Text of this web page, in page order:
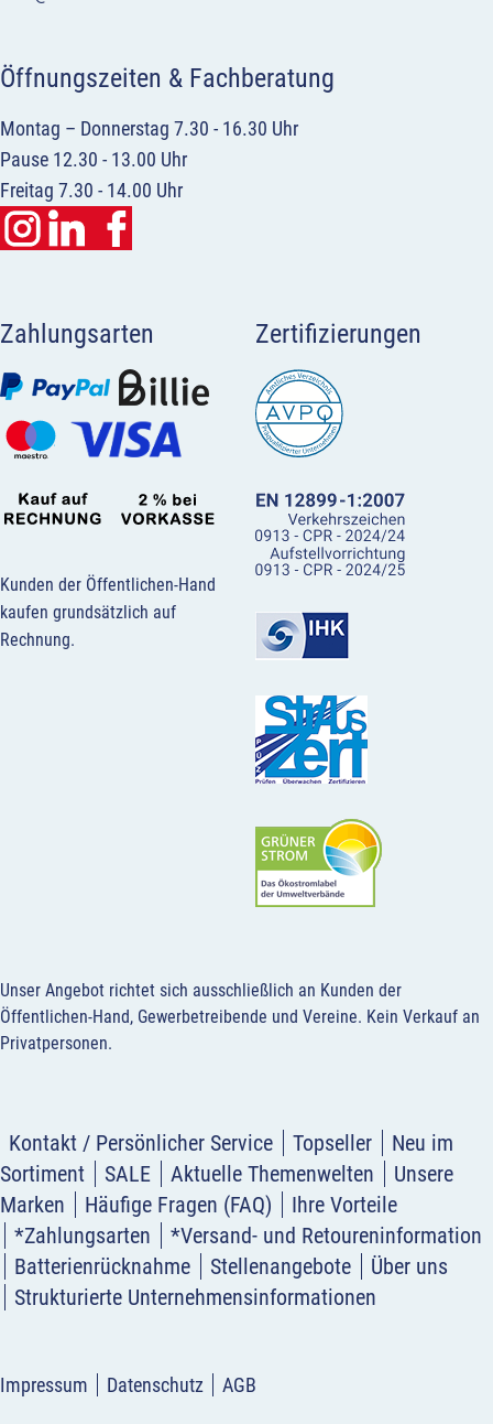
Öffnungszeiten & Fachberatung
Montag – Donnerstag 7.30 - 16.30 Uhr
Pause 12.30 - 13.00 Uhr
Freitag 7.30 - 14.00 Uhr
Zahlungsarten
Kunden der Öffentlichen-Hand
kaufen grundsätzlich auf
Rechnung.
Zertifizierungen
Unser Angebot richtet sich ausschließlich an Kunden der
Öffentlichen-Hand, Gewerbetreibende und Vereine. Kein Verkauf an
Privatpersonen.
Kontakt / Persönlicher Service Topseller
Neu im
Sortiment
SALE Aktuelle Themenwelten
Unsere
Marken
Häufige Fragen (FAQ)
Ihre Vorteile
*Zahlungsarten
*Versand- und Retoureninformation
Batterienrücknahme
Stellenangebote
Über uns
Strukturierte Unternehmensinformationen
Impressum Datenschutz AGB